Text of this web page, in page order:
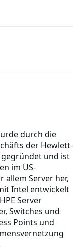
durch die
der Hewlett-
gegründet und ist
im US-
allem Server her,
Intel entwickelt
Server
Switches und
Points und